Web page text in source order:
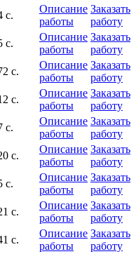
с.
Описание
работы
Заказать
работу
с.
Описание
работы
Заказать
работу
с.
Описание
работы
Заказать
работу
с.
Описание
работы
Заказать
работу
с.
Описание
работы
Заказать
работу
с.
Описание
работы
Заказать
работу
с.
Описание
работы
Заказать
работу
с.
Описание
работы
Заказать
работу
с.
Описание
работы
Заказать
работу